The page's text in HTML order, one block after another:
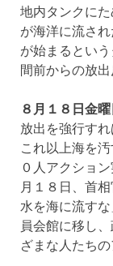
地内タンクに
が海洋に流さ
が始まるとい
間前からの放出
８月１８日金
放出を強行す
これ以上海を
０人アクショ
月１８日、首
水を海に流す
員会館に移し
ざまな人たちの